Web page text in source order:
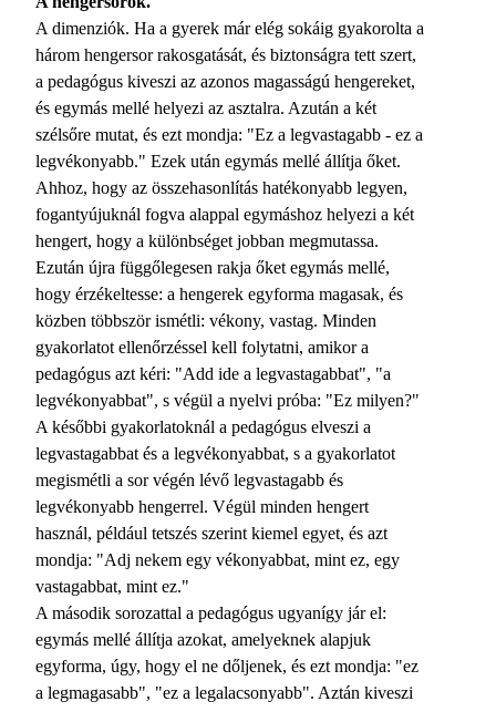
A dimenziók. Ha a gyerek már elég sokáig gyakorolta a
három hengersor rakosgatását, és biztonságra tett szert,
a pedagógus kiveszi az azonos magasságú hengereket,
és egymás mellé helyezi az asztalra. Azután a két
szélsőre mutat, és ezt mondja: "Ez a legvastagabb - ez a
legvékonyabb." Ezek után egymás mellé állítja őket.
Ahhoz, hogy az összehasonlítás hatékonyabb legyen,
fogantyújuknál fogva alappal egymáshoz helyezi a két
hengert, hogy a különbséget jobban megmutassa.
Ezután újra függőlegesen rakja őket egymás mellé,
hogy érzékeltesse: a hengerek egyforma magasak, és
közben többször ismétli: vékony, vastag. Minden
gyakorlatot ellenőrzéssel kell folytatni, amikor a
pedagógus azt kéri: "Add ide a legvastagabbat", "a
legvékonyabbat", s végül a nyelvi próba: "Ez milyen?"
A későbbi gyakorlatoknál a pedagógus elveszi a
legvastagabbat és a legvékonyabbat, s a gyakorlatot
megismétli a sor végén lévő legvastagabb és
legvékonyabb hengerrel. Végül minden hengert
használ, például tetszés szerint kiemel egyet, és azt
mondja: "Adj nekem egy vékonyabbat, mint ez, egy
vastagabbat, mint ez."
A második sorozattal a pedagógus ugyanígy jár el:
egymás mellé állítja azokat, amelyeknek alapjuk
egyforma, úgy, hogy el ne dőljenek, és ezt mondja: "ez
a legmagasabb", "ez a legalacsonyabb". Aztán kiveszi